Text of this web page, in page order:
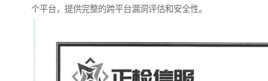
个平台，提供完整的跨平台漏洞评估和安全性。